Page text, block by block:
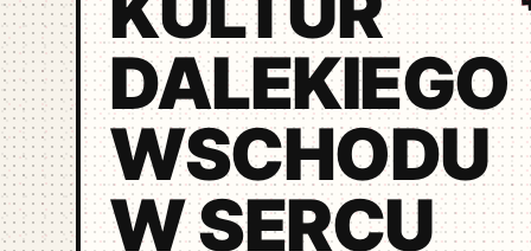
DALEKIEGO
WSCHODU
W SERCU